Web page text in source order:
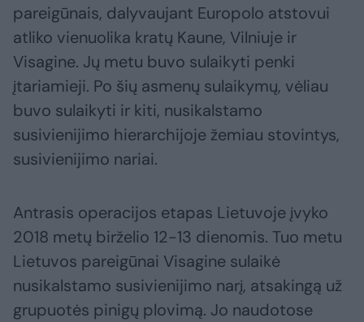
pareigūnais, dalyvaujant Europolo atstovui
atliko vienuolika kratų Kaune, Vilniuje ir
Visagine. Jų metu buvo sulaikyti penki
įtariamieji. Po šių asmenų sulaikymų, vėliau
buvo sulaikyti ir kiti, nusikalstamo
susivienijimo hierarchijoje žemiau stovintys,
susivienijimo nariai.
Antrasis operacijos etapas Lietuvoje įvyko
2018 metų birželio 12-13 dienomis. Tuo metu
Lietuvos pareigūnai Visagine sulaikė
nusikalstamo susivienijimo narį, atsakingą už
grupuotės pinigų plovimą. Jo naudotose